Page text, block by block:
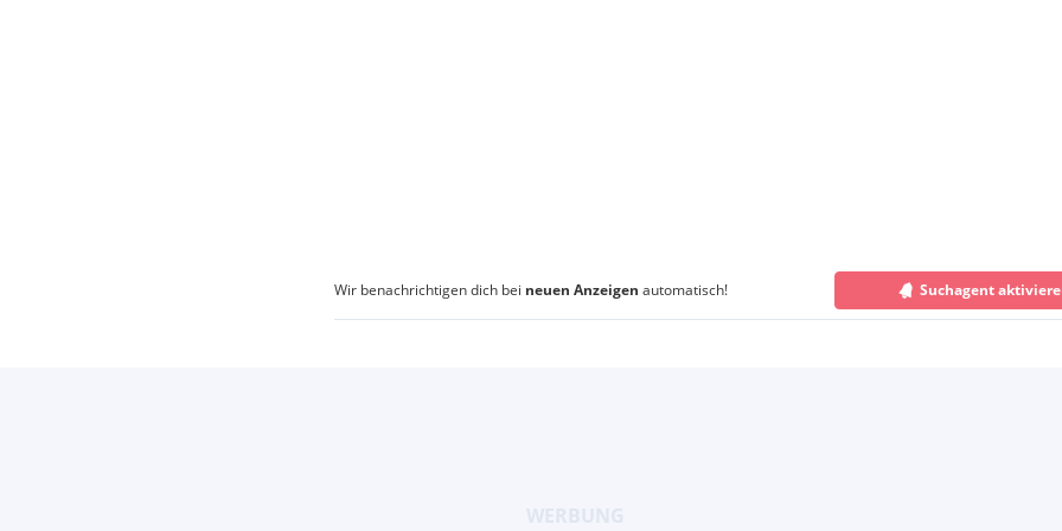
Wir benachrichtigen dich bei neuen Anzeigen automatisch! Suchagent